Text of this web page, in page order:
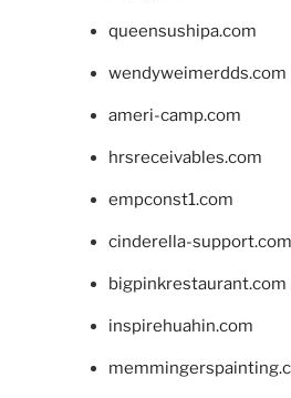
queensushipa.com
wendyweimerdds.com
ameri-camp.com
hrsreceivables.com
empconst1.com
cinderella-support.com
bigpinkrestaurant.com
inspirehuahin.com